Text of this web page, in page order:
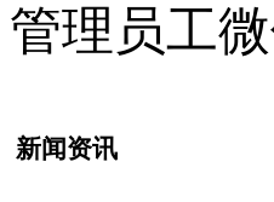
管理员工
新闻资讯